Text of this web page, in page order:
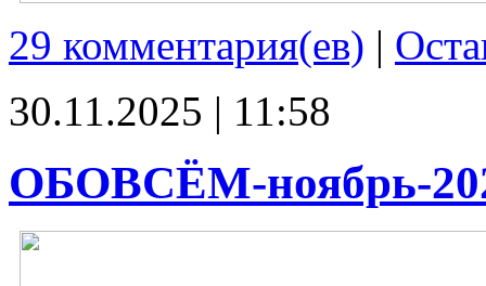
29 комментария(ев) |
30.11.2025 | 11:58
ОБОВСЁМ-ноябрь-